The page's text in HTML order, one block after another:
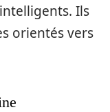
Ils
orientés vers